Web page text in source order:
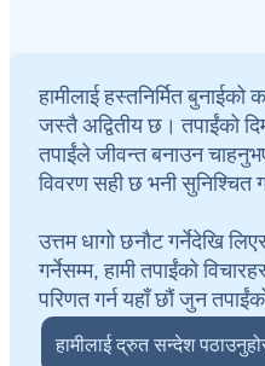
हामीलाई हस्तनिर्मित
जस्तै अद्वितीय छ। तपाईंको
तपाईंले जीवन्त बनाउन
विवरण सही छ भनी सुनिश्चित
उत्तम धागो छनौट गर्नेदेखि
गर्नेसम्म, हामी तपाईंको
परिणत गर्न यहाँ छौं जुन
हामीलाई द्रुत सन्देश